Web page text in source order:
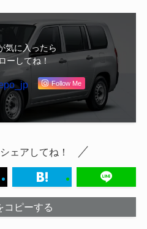
気に入ったら
ーしてね！
Follow Me
ェアしてね！
コピーする